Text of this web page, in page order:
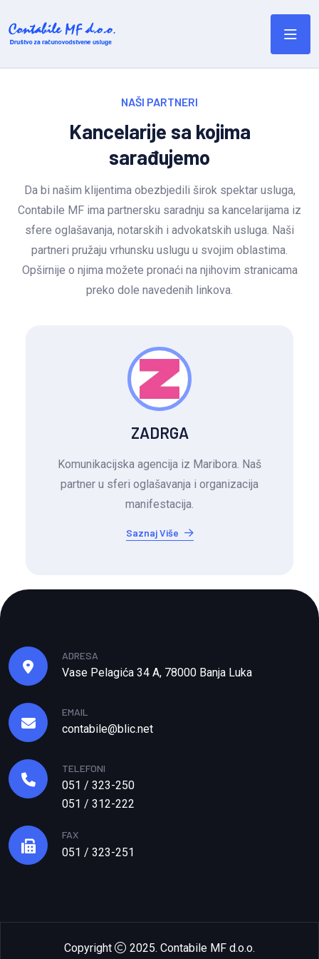
NAŠI PARTNERI
Kancelarije sa kojima
sarađujemo
Da bi našim klijentima obezbjedili širok spektar usluga,
Contabile MF ima partnersku saradnju sa kancelarijama iz
sfere oglašavanja, notarskih i advokatskih usluga. Naši
partneri pružaju vrhunsku uslugu u svojim oblastima.
Opširnije o njima možete pronaći na njihovim stranicama
preko dole navedenih linkova.
ZADRGA
Komunikacijska agencija iz Maribora. Naš
partner u sferi oglašavanja i organizacija
manifestacija.
Saznaj Više
ADRESA
Vase Pelagića 34 A, 78000 Banja Luka
EMAIL
contabile@blic.net
TELEFONI
051 / 323-250
051 / 312-222
FAX
051 / 323-251
Copyright 2025. Contabile MF d.o.o.